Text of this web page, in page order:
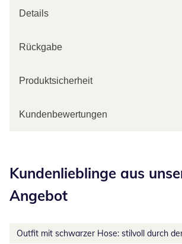
Details
Rückgabe
Produktsicherheit
Kundenbewertungen
Kundenlieblinge aus
Angebot
Outfit mit schwarzer Hose: stilvoll durch